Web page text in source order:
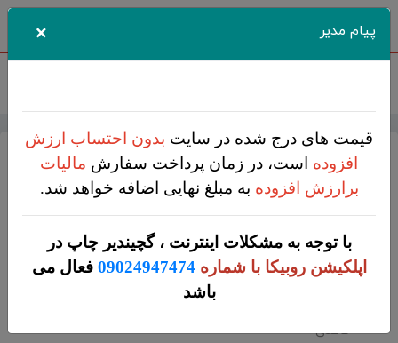
لیست قیمت
گچیندیر
لیست قیمت
لیست
کاغذی
دانلود PDF لیست قیمت
پیام مدیر ×
قیمت های درج شده در سایت بدون احتساب ارزش
افزوده است، در زمان پرداخت سفارش مالیات
برارزش افزوده به مبلغ نهایی اضافه خواهد شد.
با توجه به مشکلات اینترنت ، گچیندیر چاپ در
اپلکیشن روبیکا با شماره09024947474 فعال می
باشد